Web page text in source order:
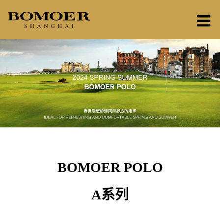
BOMOER POLO
A系列